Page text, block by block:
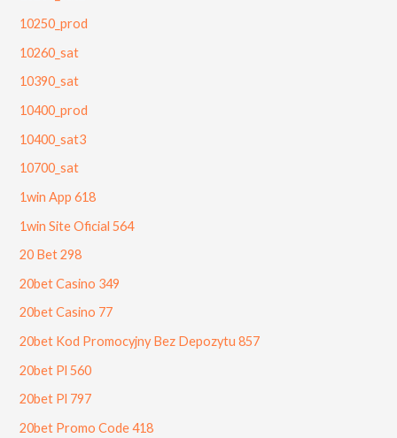
10250_prod
10260_sat
10390_sat
10400_prod
10400_sat3
10700_sat
1win App 618
1win Site Oficial 564
20 Bet 298
20bet Casino 349
20bet Casino 77
20bet Kod Promocyjny Bez Depozytu 857
20bet Pl 560
20bet Pl 797
20bet Promo Code 418